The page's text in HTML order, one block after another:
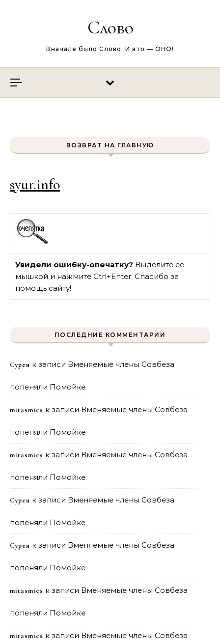
Слово
Вначале было Слово. И это — ОНО!
ВОЗВРАТ НА ГЛАВНУЮ
syur.info
Увидели ошибку-опечатку? Выделите ее
мышкой и нажмите Ctrl+Enter. Спасибо за
помощь сайту!
ПОСЛЕДНИЕ КОММЕНТАРИИ
Сурен к записи Вменяемые члены Совбеза
попеняли Помойке
mitasmies к записи Вменяемые члены Совбеза
попеняли Помойке
mitasmies к записи Вменяемые члены Совбеза
попеняли Помойке
Сурен к записи Вменяемые члены Совбеза
попеняли Помойке
Сурен к записи Вменяемые члены Совбеза
попеняли Помойке
mitasmies к записи Вменяемые члены Совбеза
попеняли Помойке
mitasmies к записи Вменяемые члены Совбеза